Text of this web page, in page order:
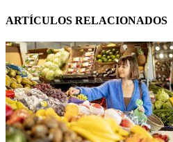
ARTÍCULOS RELACIONADOS